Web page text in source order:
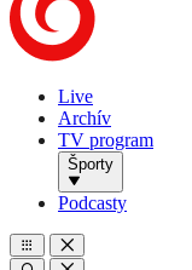
Live
Archív
TV program
Športy
Podcasty